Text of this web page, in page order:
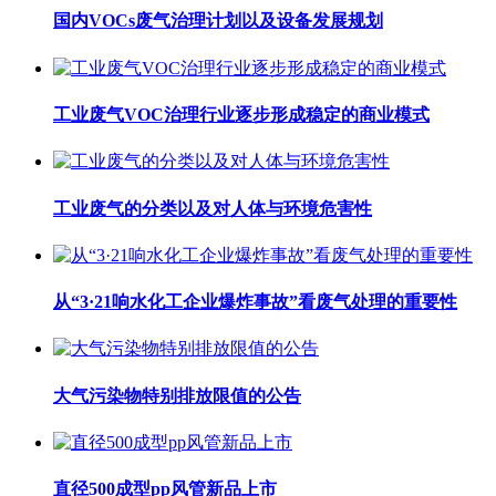
国内VOCs废气治理计划以及设备发展规划
工业废气VOC治理行业逐步形成稳定的商业模式
工业废气的分类以及对人体与环境危害性
从“3·21响水化工企业爆炸事故”看废气处理的重要性
大气污染物特别排放限值的公告
直径500成型pp风管新品上市